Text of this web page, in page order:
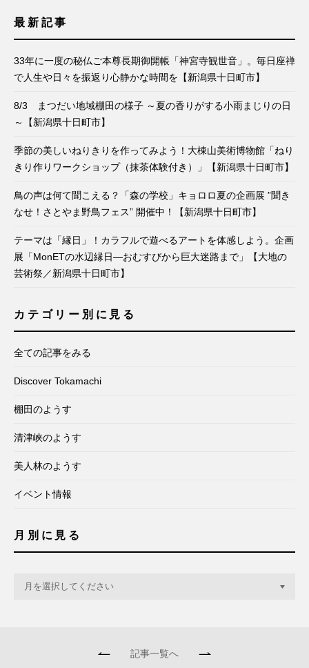
最新記事
33年に一度の秘仏ご本尊長期御開帳「神宮寺観世音」。毎日座禅
で人生や日々を振返り心静かな時間を【新潟県十日町市】
8/3 まつだい地域棚田の様子 ～夏の香りがする小雨まじりの日
～【新潟県十日町市】
季節の美しいねりきりを作ってみよう！大棟山美術博物館「ねり
きり作りワークショップ（抹茶体験付き）」【新潟県十日町市】
鳥の声は何て聞こえる？「森の学校」キョロロ夏の企画展 ”聞き
なせ！さとやま野鳥フェス” 開催中！【新潟県十日町市】
テーマは「縁日」！カラフルで遊べるアートを体感しよう。企画
展「MonETの水辺縁日―おむすびから巨大迷路まで」【大地の
芸術祭／新潟県十日町市】
カテゴリー別に見る
全ての記事をみる
Discover Tokamachi
棚田のようす
清津峡のようす
美人林のようす
イベント情報
月別に見る
記事一覧へ